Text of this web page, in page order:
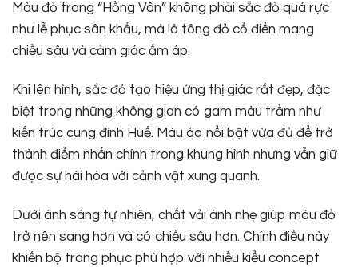
Màu đỏ trong “Hồng Vân” không phải sắc đỏ quá rực
như lễ phục sân khấu, mà là tông đỏ cổ điển mang
chiều sâu và cảm giác ấm áp.
Khi lên hình, sắc đỏ tạo hiệu ứng thị giác rất đẹp, đặc
biệt trong những không gian có gam màu trầm như
kiến trúc cung đình Huế. Màu áo nổi bật vừa đủ để trở
thành điểm nhấn chính trong khung hình nhưng vẫn giữ
được sự hài hòa với cảnh vật xung quanh.
Dưới ánh sáng tự nhiên, chất vải ánh nhẹ giúp màu đỏ
trở nên sang hơn và có chiều sâu hơn. Chính điều này
khiến bộ trang phục phù hợp với nhiều kiểu concept